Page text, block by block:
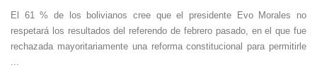
El 61 % de los bolivianos cree que el presidente Evo Morales no
respetará los resultados del referendo de febrero pasado, en el que fue
rechazada mayoritariamente una reforma constitucional para permitirle